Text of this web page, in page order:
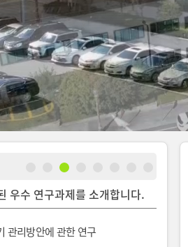
우수 연구과제를 소개합니다.
관리방안에 관한 연구발간일 : 2026-08-03